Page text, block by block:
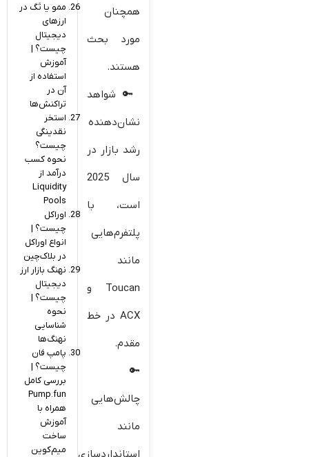
همچنان
مورد بحث
هستند.
شواهد
نشان‌دهنده
رشد بازار در
سال 2025
است، با
پلتفرم‌هایی
مانند
Toucan و
ACX در خط
مقدم.
چالش‌هایی
مانند
استانداردسازی
ممو یا تَگ در
ارزهای
دیجیتال
چیست؟ |
آموزش
استفاده از
آن در
تراکنش‌ها
استخر
نقدینگی
چیست؟
نحوه کسب
درآمد از
Liquidity
Pools
اوراکل‌
چیست؟ |
انواع اوراکل
در بلاک‌چین
نهنگ‌ بازار ارز
دیجیتال
چیست؟ |
نحوه
شناسایی
نهنگ‎‌ها
پامپ فان
چیست؟ |
بررسی کامل
Pump.fun
همراه با
آموزش
ساخت
میم‌کوین